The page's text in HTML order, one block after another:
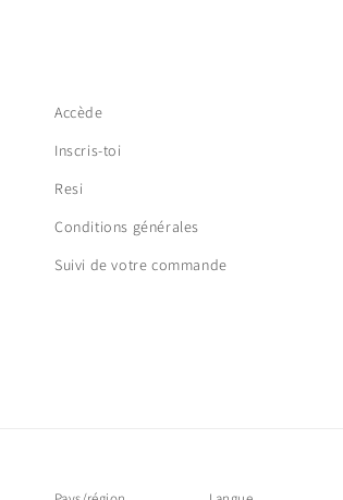
Accède
Inscris-toi
Resi
Conditions générales
Suivi de votre commande